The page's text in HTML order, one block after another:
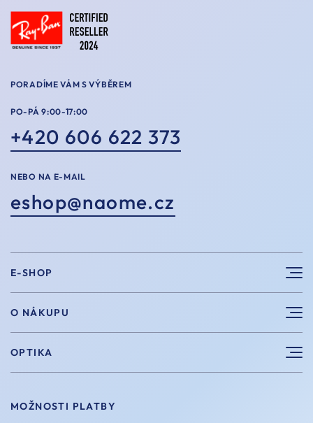
PORADÍME VÁM S VÝBĚREM
PO-PÁ 9:00-17:00
+420 606 622 373
NEBO NA E-MAIL
eshop@naome.cz
E-SHOP
Sluneční brýle
Sportovní brýle
Vintage brýle
O NÁKUPU
Velikosti
Vrácení a výměna
OPTIKA
MOŽNOSTI PLATBY